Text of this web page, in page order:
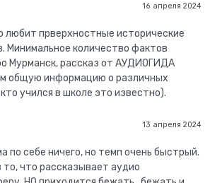
16 апреля 2024
любит прверхностные исторические
Минимальное количество фактов
Мурманск, рассказ от АУДИОГИДА
общую информацию о различных
учился в школе это известно).
13 апреля 2024
по себе ничего, но темп очень быстрый.
то, что рассказывает аудио